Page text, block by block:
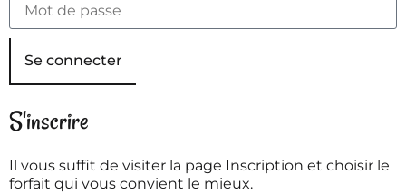
Se connecter
S'inscrire
Il vous suffit de visiter la page Inscription et choisir le
forfait qui vous convient le mieux.